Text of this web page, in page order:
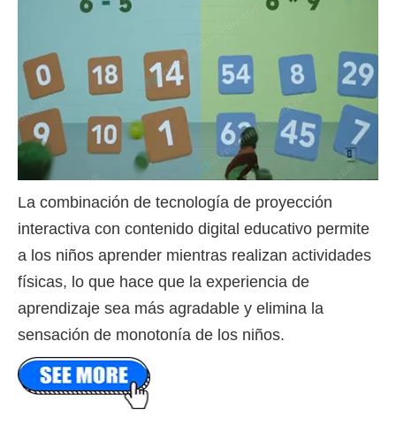
La combinación de tecnología de proyección
interactiva con contenido digital educativo permite
a los niños aprender mientras realizan actividades
físicas, lo que hace que la experiencia de
aprendizaje sea más agradable y elimina la
sensación de monotonía de los niños.